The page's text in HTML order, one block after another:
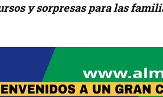
y sorpresas para las